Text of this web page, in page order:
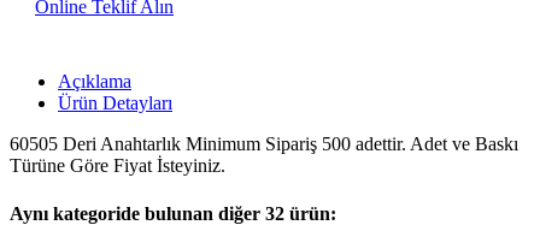
Online Teklif Alın
Açıklama
Ürün Detayları
60505 Deri Anahtarlık Minimum Sipariş 500 adettir. Adet ve Baskı
Türüne Göre Fiyat İsteyiniz.
Aynı kategoride bulunan diğer 32 ürün: